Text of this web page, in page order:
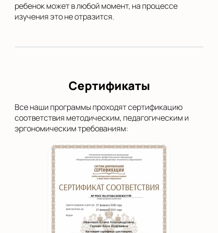
ребенок может в любой момент, на процессе
изучения это не отразится.
Сертификаты
Все наши программы проходят сертификацию
соответствия методическим, педагогическим и
эргономическим требованиям: